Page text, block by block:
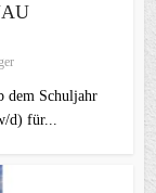
dem Schuljahr
d) für...